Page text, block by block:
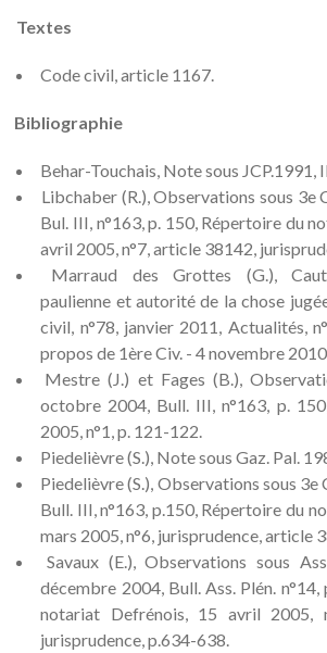
Textes
Code civil, article 1167.
Bibliographie
Behar-Touchais, Note sous JCP.1991,
Libchaber (R.), Observations sous 3e
Bul. III, n°163, p. 150, Répertoire du
avril 2005, n°7, article 38142,
Marraud des Grottes (G.),
paulienne et autorité de la chose
civil, n°78, janvier 2011, Actualités,
propos de 1ère Civ. - 4 novembre
Mestre (J.) et Fages (B.),
octobre 2004, Bull. III, n°163, p.
2005, n°1, p. 121-122.
Piedelièvre (S.), Note sous Gaz. Pal.
Piedelièvre (S.), Observations sous
Bull. III, n°163, p.150, Répertoire du
mars 2005, n°6, jurisprudence, article
Savaux (E.), Observations sous
décembre 2004, Bull. Ass. Plén.
notariat Defrénois, 15 avril 2005,
jurisprudence, p.634-638.